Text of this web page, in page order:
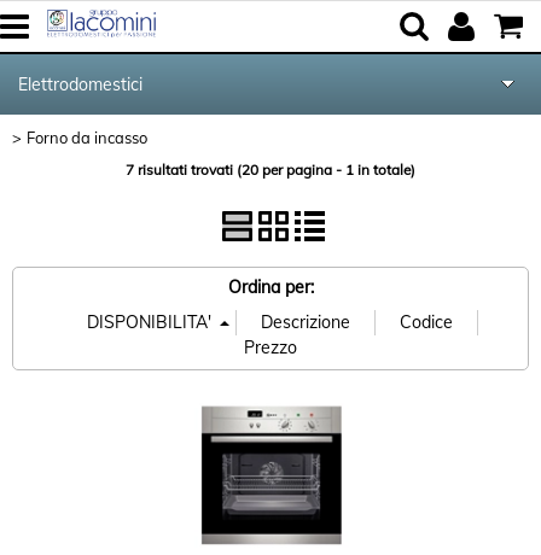
Categoria: Elettrodomestici
Home
Elettrodomestici
Audio Video Tv
Forniture per Hotel e Ristoranti
Forno da incasso
7 risultati trovati (20 per pagina - 1 in totale)
Ordina per: